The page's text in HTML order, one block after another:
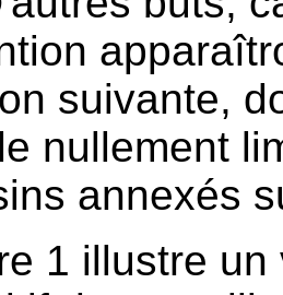
suivante,
nullement
annexés
1 illustre